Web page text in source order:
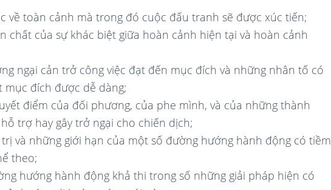
về toàn cảnh mà trong đó cuộc đấu tranh sẽ được xúc tiến;
chất của sự khác biệt giữa hoàn cảnh hiện tại và hoàn cảnh
ngại cản trở công việc đạt đến mục đích và những nhân tố có
mục đích được dễ dàng;
điểm của đối phương, của phe mình, và của những thành
trợ hay gây trở ngại cho chiến dịch;
và những giới hạn của một số đường hướng hành động có tiềm
theo;
hướng hành động khả thi trong số những giải pháp hiện có